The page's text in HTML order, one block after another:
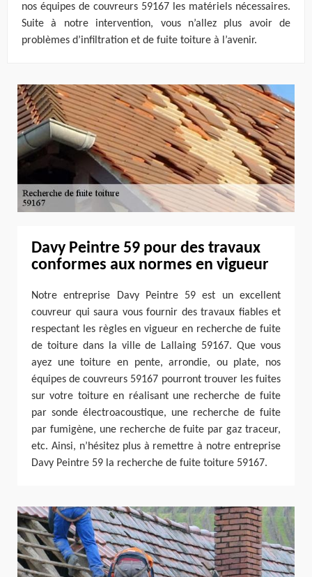
nos équipes de couvreurs 59167 les matériels nécessaires.
Suite à notre intervention, vous n’allez plus avoir de
problèmes d’infiltration et de fuite toiture à l’avenir.
Davy Peintre 59 pour des travaux
conformes aux normes en vigueur
Notre entreprise Davy Peintre 59 est un excellent
couvreur qui saura vous fournir des travaux fiables et
respectant les règles en vigueur en recherche de fuite
de toiture dans la ville de Lallaing 59167. Que vous
ayez une toiture en pente, arrondie, ou plate, nos
équipes de couvreurs 59167 pourront trouver les fuites
sur votre toiture en réalisant une recherche de fuite
par sonde électroacoustique, une recherche de fuite
par fumigène, une recherche de fuite par gaz traceur,
etc. Ainsi, n’hésitez plus à remettre à notre entreprise
Davy Peintre 59 la recherche de fuite toiture 59167.